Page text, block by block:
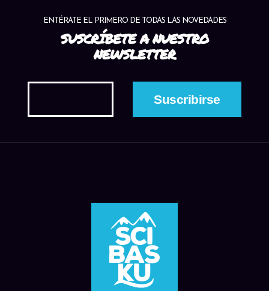
ENTÉRATE EL PRIMERO DE TODAS LAS NOVEDADES
SUSCRÍBETE A NUESTRO
NEWSLETTER